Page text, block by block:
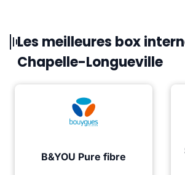
Les meilleures box
Chapelle-Longueville
B&YOU Pure fibre